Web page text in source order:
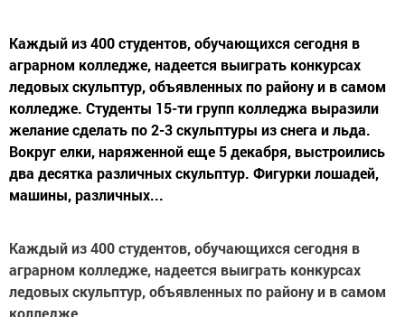
Каждый из 400 студентов, обучающихся сегодня в
аграрном колледже, надеется выиграть конкурсах
ледовых скульптур, объявленных по району и в самом
колледже. Студенты 15-ти групп колледжа выразили
желание сделать по 2-3 скульптуры из снега и льда.
Вокруг елки, наряженной еще 5 декабря, выстроились
два десятка различных скульптур. Фигурки лошадей,
машины, различных...
Каждый из 400 студентов, обучающихся сегодня в
аграрном колледже, надеется выиграть конкурсах
ледовых скульптур, объявленных по району и в самом
колледже.